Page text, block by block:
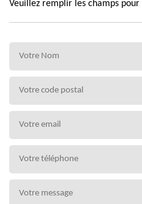
Veuillez remplir les champs